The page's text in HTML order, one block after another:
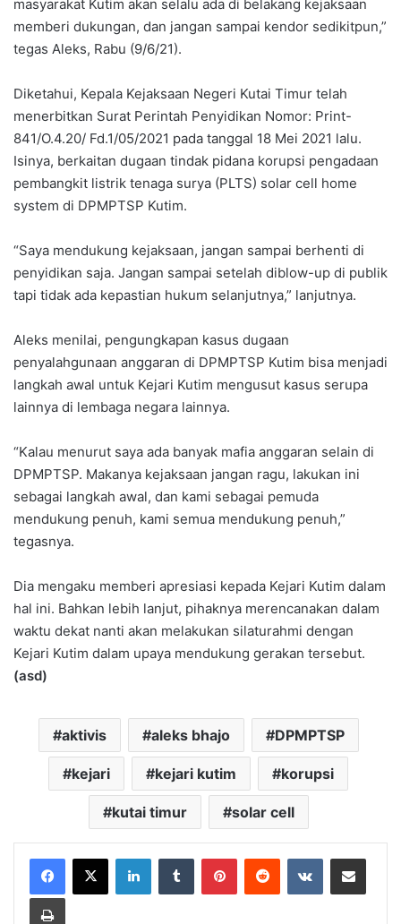
masyarakat Kutim akan selalu ada di belakang kejaksaan
memberi dukungan, dan jangan sampai kendor sedikitpun,”
tegas Aleks, Rabu (9/6/21).
Diketahui, Kepala Kejaksaan Negeri Kutai Timur telah
menerbitkan Surat Perintah Penyidikan Nomor: Print-
841/O.4.20/ Fd.1/05/2021 pada tanggal 18 Mei 2021 lalu.
Isinya, berkaitan dugaan tindak pidana korupsi pengadaan
pembangkit listrik tenaga surya (PLTS) solar cell home
system di DPMPTSP Kutim.
“Saya mendukung kejaksaan, jangan sampai berhenti di
penyidikan saja. Jangan sampai setelah diblow-up di publik
tapi tidak ada kepastian hukum selanjutnya,” lanjutnya.
Aleks menilai, pengungkapan kasus dugaan
penyalahgunaan anggaran di DPMPTSP Kutim bisa menjadi
langkah awal untuk Kejari Kutim mengusut kasus serupa
lainnya di lembaga negara lainnya.
“Kalau menurut saya ada banyak mafia anggaran selain di
DPMPTSP. Makanya kejaksaan jangan ragu, lakukan ini
sebagai langkah awal, dan kami sebagai pemuda
mendukung penuh, kami semua mendukung penuh,”
tegasnya.
Dia mengaku memberi apresiasi kepada Kejari Kutim dalam
hal ini. Bahkan lebih lanjut, pihaknya merencanakan dalam
waktu dekat nanti akan melakukan silaturahmi dengan
Kejari Kutim dalam upaya mendukung gerakan tersebut.
(asd)
aktivis aleks bhajo DPMPTSP
kejari kejari kutim korupsi
kutai timur solar cell
LinkedInTumblr PinterestReddit VKontakteShare via Email
Print